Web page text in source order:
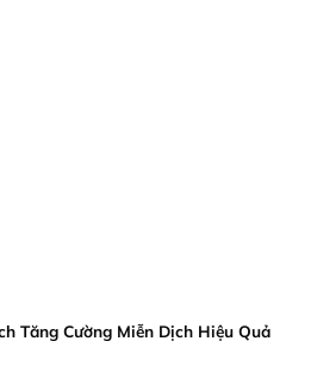
Tăng Cường Miễn Dịch Hiệu Quả